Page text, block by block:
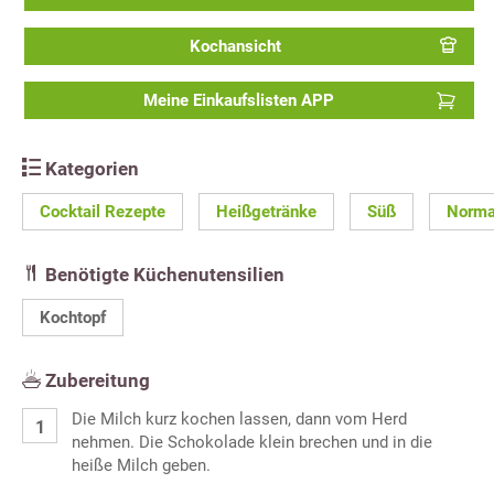
Kochansicht
Meine Einkaufslisten APP
Kategorien
Cocktail Rezepte Heißgetränke Süß
Benötigte Küchenutensilien
Kochtopf
Zubereitung
Die Milch kurz kochen lassen, dann vom Herd
nehmen. Die Schokolade klein brechen und in die
heiße Milch geben.